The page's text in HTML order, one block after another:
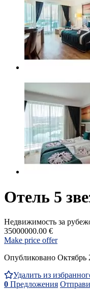
Отель 5
Недвижимость за
35000000.00 €
Make price offer
Опубликовано Октябрь
Удалить из
0 Предложения